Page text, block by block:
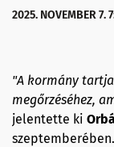
2025. NOVEMBER 7.
"A kormány
megőrzéséhez,
jelentette ki
szeptemberében.